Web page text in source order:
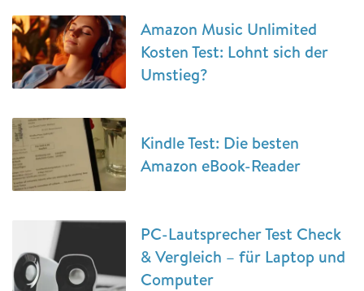
Amazon Music Unlimited
Kosten Test: Lohnt sich der
Umstieg?
Kindle Test: Die besten
Amazon eBook-Reader
PC-Lautsprecher Test Check
& Vergleich – für Laptop und
Computer